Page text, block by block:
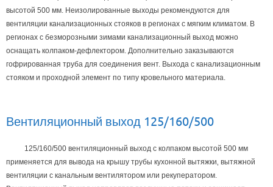
высотой 500 мм. Неизолированные выходы рекомендуются для
вентиляции канализационных стояков в регионах с мягким климатом. В
регионах с безморозными зимами канализационный выход можно
оснащать колпаком-дефлектором. Дополнительно заказываются
гофрированная труба для соединения вент. Выхода с канализационным
стояком и проходной элемент по типу кровельного материала.
Вентиляционный выход 125/160/500
125/160/500 вентиляционный выход с колпаком высотой 500 мм
применяется для вывода на крышу трубы кухонной вытяжки‚ вытяжной
вентиляции с канальным вентилятором или рекуператором.